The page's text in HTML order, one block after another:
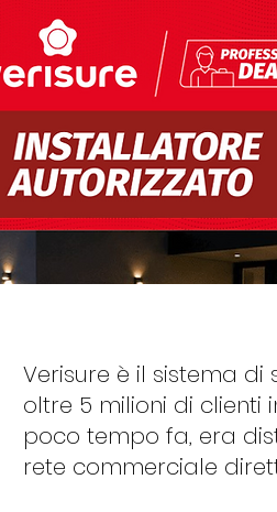
Verisure è il sistema di
oltre 5 milioni di clienti
poco tempo fa, era
rete commerciale